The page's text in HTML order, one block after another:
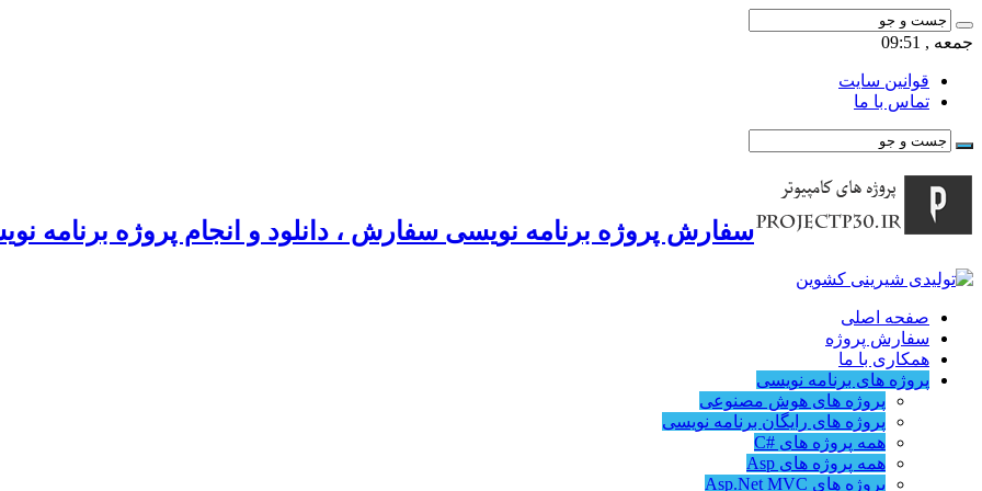
جمعه , 09:51
قوانین سایت
تماس با ما
سفارش پروژه برنامه نویسی سفارش ، دانلود و انجام پروژه برنامه
صفحه اصلی
سفارش پروژه
همکاری با ما
پروژه های برنامه نویسی
پروژه های هوش مصنوعی
پروژه های رایگان برنامه نویسی
همه پروژه های #C
همه پروژه های Asp
پروژه های Asp.Net MVC